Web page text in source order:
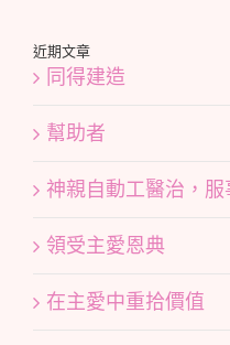
近期文章
同得建造
幫助者
神親自動工醫治，
領受主愛恩典
在主愛中重拾價值